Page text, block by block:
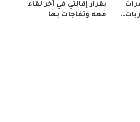
بقرار إقالتي في آخر لقاء
معه وتفاجأت بها